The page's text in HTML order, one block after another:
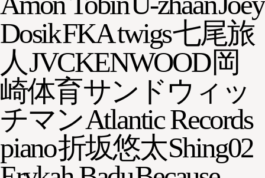
DosikFKA twigs七尾旅
人JVCKENWOOD岡
崎体育サンドウィッ
チマンAtlantic Records
piano折坂悠太Shing02